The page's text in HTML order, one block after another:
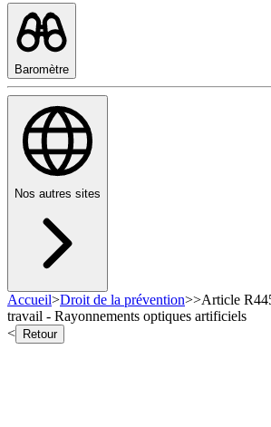
Baromètre
Nos autres sites
Accueil>Droit de la prévention>>Article
travail - Rayonnements optiques artificiels
<
Retour